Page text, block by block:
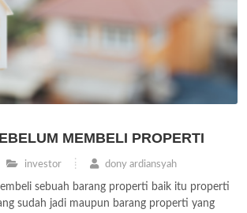
MEMBELI PROPERTI
investor dony ardiansyah
sebuah barang properti baik itu properti
sudah jadi maupun barang properti yang